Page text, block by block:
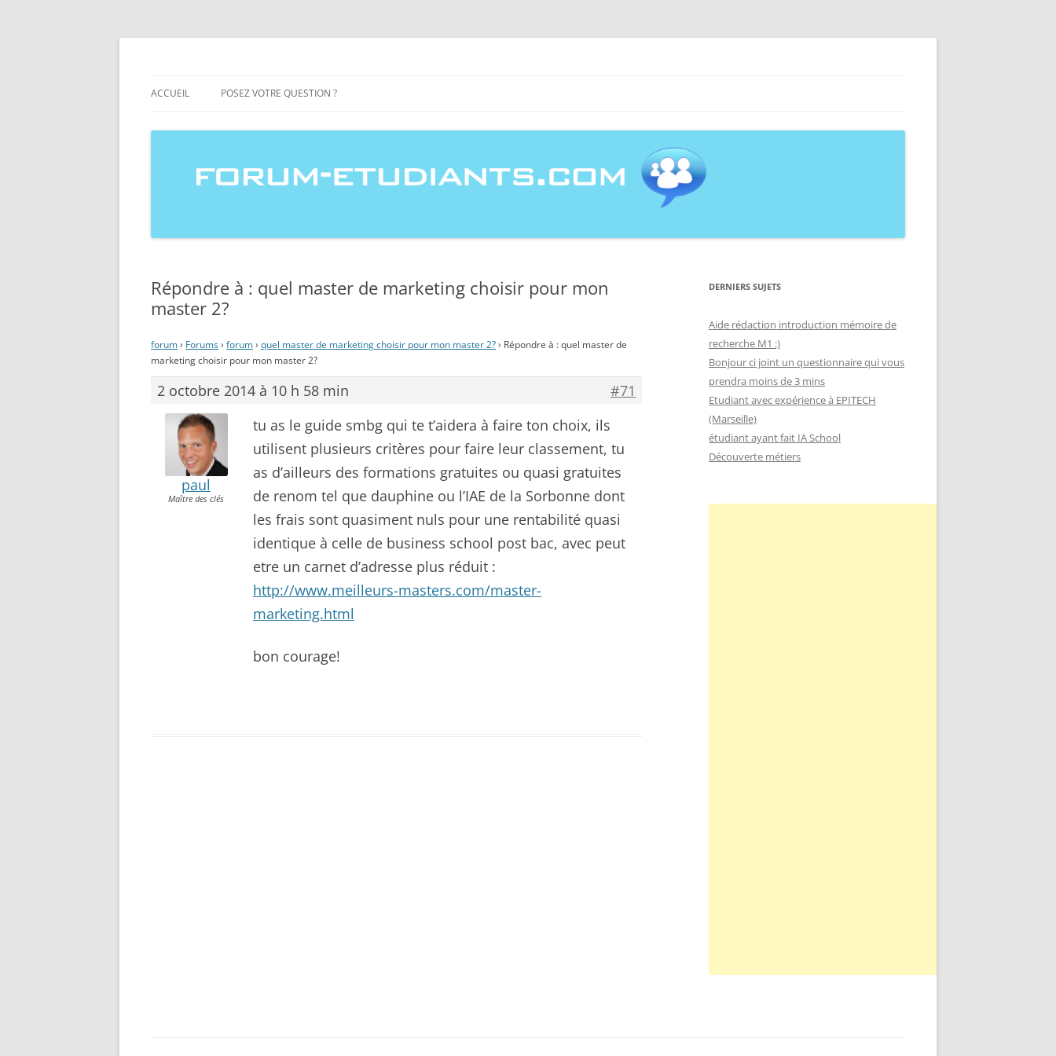
ACCUEIL POSEZ VOTRE QUESTION ?
Répondre à : quel master de marketing choisir pour mon
master 2?
forum› Forums› forum› quel master de marketing choisir pour mon master 2?› Répondre à : quel master de
marketing choisir pour mon master 2?
2 octobre 2014 à 10 h 58 min #71
paul
Maître des clés
tu as le guide smbg qui te t’aidera à faire ton choix, ils
utilisent plusieurs critères pour faire leur classement, tu
as d’ailleurs des formations gratuites ou quasi gratuites
de renom tel que dauphine ou l’IAE de la Sorbonne dont
les frais sont quasiment nuls pour une rentabilité quasi
identique à celle de business school post bac, avec peut
etre un carnet d’adresse plus réduit :
http://www.meilleurs-masters.com/master-
marketing.html
bon courage!
DERNIERS SUJETS
Aide rédaction introduction mémoire de
recherche M1 :)
Bonjour ci joint un questionnaire qui vous
prendra moins de 3 mins
Etudiant avec expérience à EPITECH
(Marseille)
étudiant ayant fait IA School
Découverte métiers